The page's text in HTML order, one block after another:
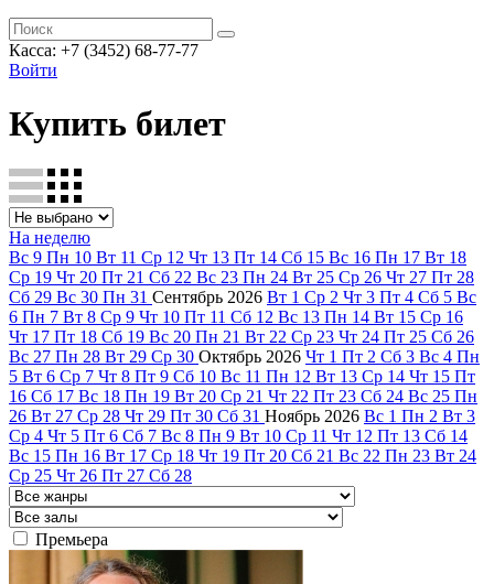
Касса: +7 (3452) 68-77-77
Войти
Купить билет
На неделю
Вс 9 Пн 10 Вт 11 Ср 12 Чт 13 Пт 14 Сб 15 Вс 16 Пн 17 Вт 18
Ср 19 Чт 20 Пт 21 Сб 22 Вс 23 Пн 24 Вт 25 Ср 26 Чт 27 Пт 28
Сб 29 Вс 30 Пн 31 Сентябрь 2026 Вт 1 Ср 2 Чт 3 Пт 4 Сб 5 Вс
6 Пн 7 Вт 8 Ср 9 Чт 10 Пт 11 Сб 12 Вс 13 Пн 14 Вт 15 Ср 16
Чт 17 Пт 18 Сб 19 Вс 20 Пн 21 Вт 22 Ср 23 Чт 24 Пт 25 Сб 26
Вс 27 Пн 28 Вт 29 Ср 30 Октябрь 2026 Чт 1 Пт 2 Сб 3 Вс 4 Пн
5 Вт 6 Ср 7 Чт 8 Пт 9 Сб 10 Вс 11 Пн 12 Вт 13 Ср 14 Чт 15 Пт
16 Сб 17 Вс 18 Пн 19 Вт 20 Ср 21 Чт 22 Пт 23 Сб 24 Вс 25 Пн
26 Вт 27 Ср 28 Чт 29 Пт 30 Сб 31 Ноябрь 2026 Вс 1 Пн 2 Вт 3
Ср 4 Чт 5 Пт 6 Сб 7 Вс 8 Пн 9 Вт 10 Ср 11 Чт 12 Пт 13 Сб 14
Вс 15 Пн 16 Вт 17 Ср 18 Чт 19 Пт 20 Сб 21 Вс 22 Пн 23 Вт 24
Ср 25 Чт 26 Пт 27 Сб 28
Премьера